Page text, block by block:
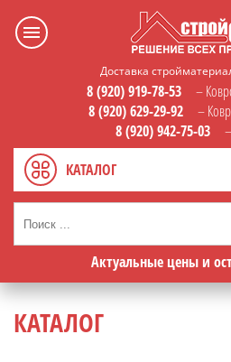
Доставка
8 (920) 919-78-53
–
8 (920) 629-29-92
–
8 (920) 942-75-03
КАТАЛОГ
Актуальные цены и
КАТАЛОГ